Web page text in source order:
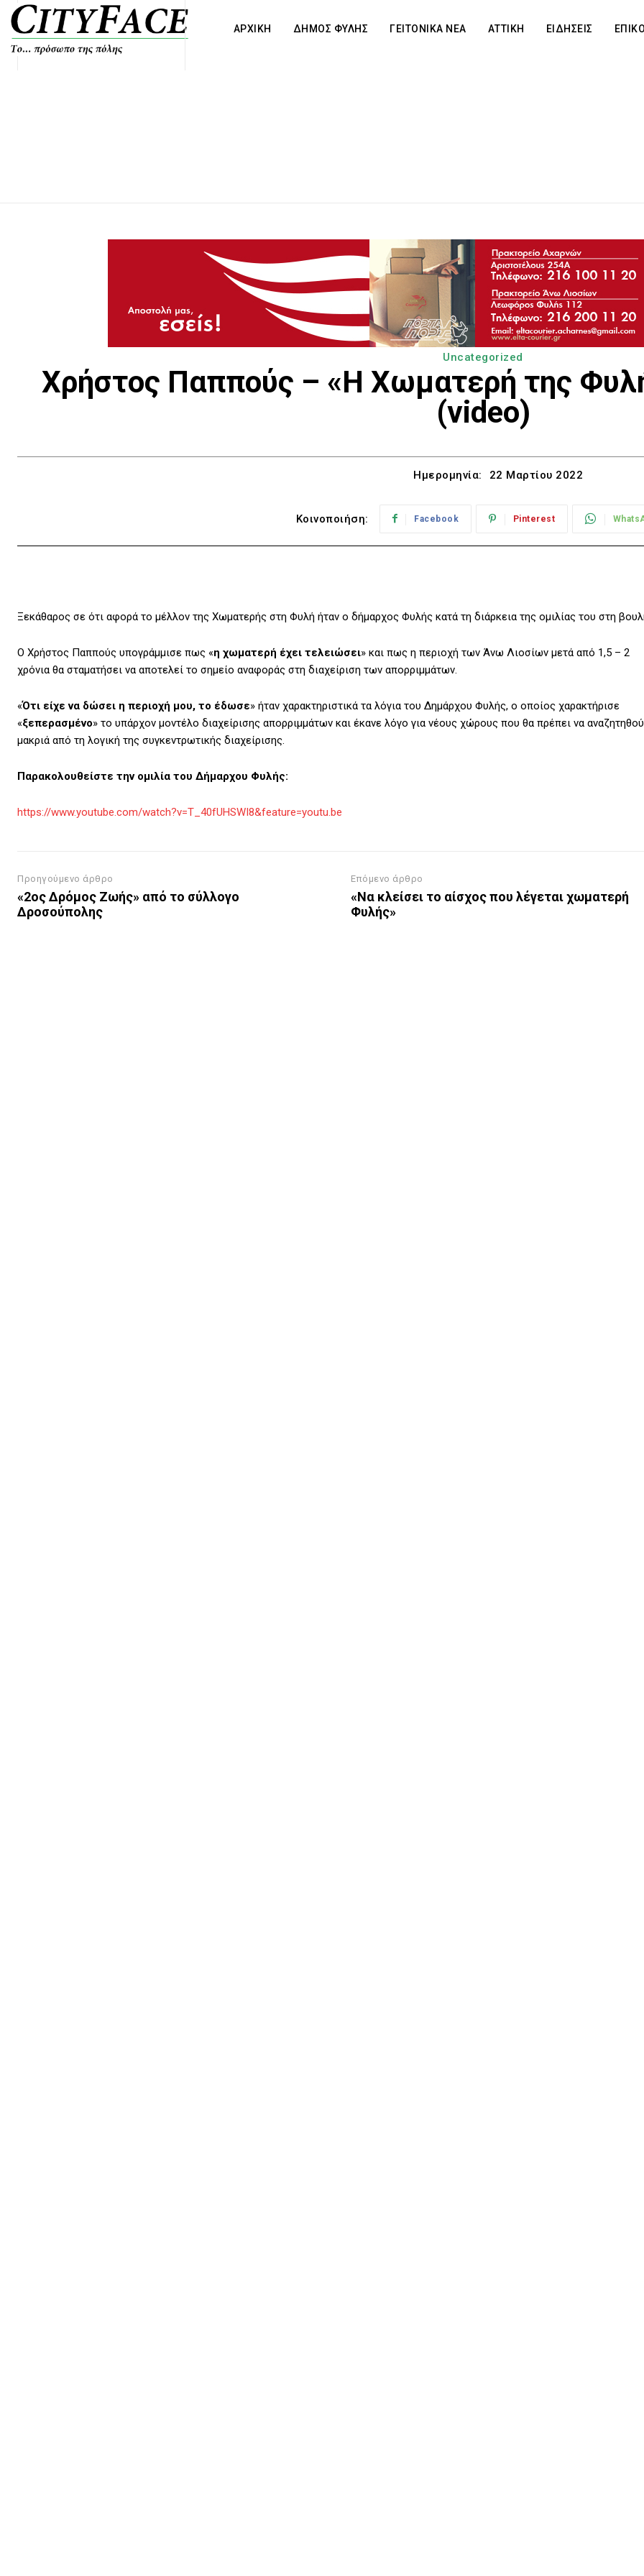
ΑΡΧΙΚΗ ΔΗΜΟΣ ΦΥΛΗΣ ΓΕΙΤΟΝΙΚΑ ΝΕΑ ΑΤΤΙΚΗ ΕΙΔΗΣΕΙΣ
Uncategorized
Χρήστος Παππούς – «Η Χωματερή της
(video)
Ημερομηνία: 22 Μαρτίου 2022
Κοινοποιήση: Facebook Pinterest
Ξεκάθαρος σε ότι αφορά το μέλλον της Χωματερής στη Φυλή ήταν ο δήμαρχος Φυλής κατά τη διάρκεια της ομιλίας του στη
Ο Χρήστος Παππούς υπογράμμισε πως «η χωματερή έχει τελειώσει» και πως η περιοχή των Άνω Λιοσίων μετά από 1,5 – 2
χρόνια θα σταματήσει να αποτελεί το σημείο αναφοράς στη διαχείριση των απορριμμάτων.
«Ότι είχε να δώσει η περιοχή μου, το έδωσε» ήταν χαρακτηριστικά τα λόγια του Δημάρχου Φυλής, ο οποίος χαρακτήρισε
«ξεπερασμένο» το υπάρχον μοντέλο διαχείρισης απορριμμάτων και έκανε λόγο για νέους χώρους που θα πρέπει να
μακριά από τη λογική της συγκεντρωτικής διαχείρισης.
Παρακολουθείστε την ομιλία του Δήμαρχου Φυλής:
https://www.youtube.com/watch?v=T_40fUHSWI8&feature=youtu.be
Προηγούμενο άρθρο
«2ος Δρόμος Ζωής» από το σύλλογο
Δροσούπολης
Επόμενο άρθρο
«Να κλείσει το αίσχος που λέγεται χωματερή
Φυλής»